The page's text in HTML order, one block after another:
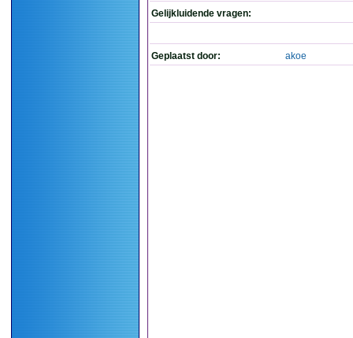
Gelijkluidende vragen:
Geplaatst door: akoe